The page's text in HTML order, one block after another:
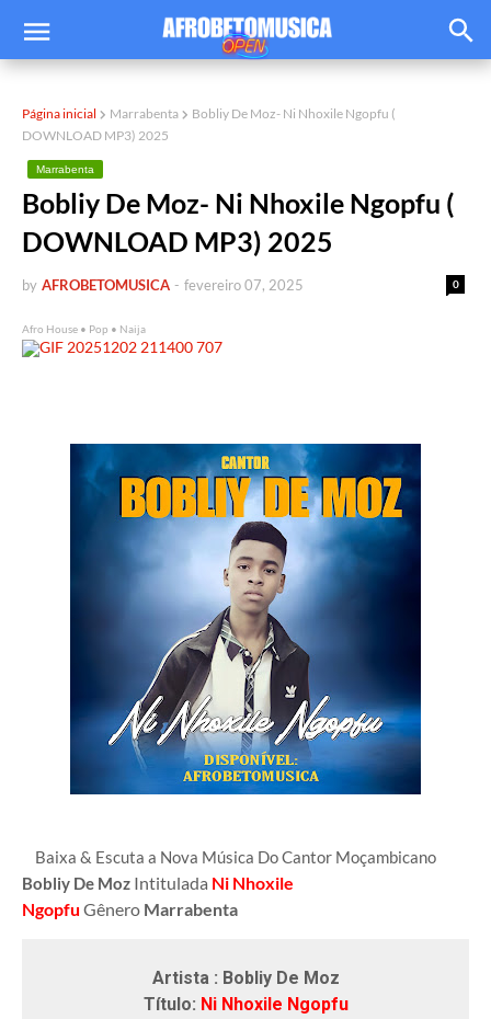
Página inicial Marrabenta
Bobliy De Moz- Ni Nhoxile Ngopfu (
DOWNLOAD MP3) 2025
Marrabenta
Bobliy De Moz- Ni Nhoxile Ngopfu (
DOWNLOAD MP3) 2025
by AFROBETOMUSICA 0
- fevereiro 07, 2025
Afro House • Pop • Naija
Baixa & Escuta a Nova Música Do Cantor Moçambicano
Bobliy De Moz Intitulada Ni Nhoxile
Ngopfu Gênero Marrabenta
Artista : Bobliy De Moz
Título: Ni Nhoxile Ngopfu